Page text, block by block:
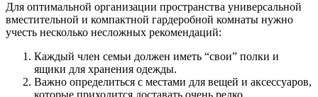
Для оптимальной организации пространства универсальной
вместительной и компактной гардеробной комнаты нужно
учесть несколько несложных рекомендаций:
Каждый член семьи должен иметь “свои” полки и
ящики для хранения одежды.
Важно определиться с местами для вещей и аксессуаров,